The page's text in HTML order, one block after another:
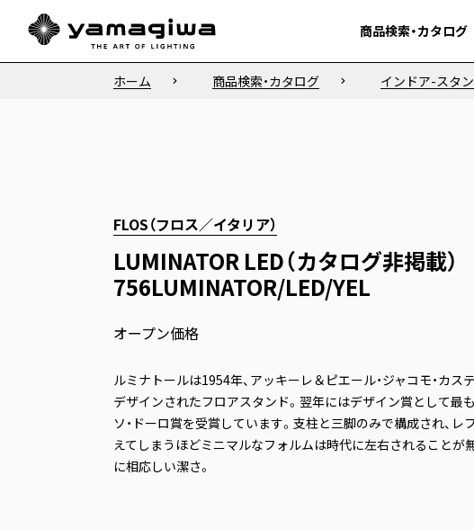
商品検索・カタログ
商品検索・カタログ
ホーム 商品検索・カタログ インドア-スタ
FLOS（フロス／イタリア）
LUMINATOR LED（カタログ非掲載）
756LUMINATOR/LED/YEL
オープン価格
ルミナトールは1954年、アッキーレ＆ピエール・ジャコモ・カス
デザインされたフロアスタンド。翌年にはデザイン賞として最
ソ・ドーロ賞を受賞しています。支柱と三脚のみで構成され、レ
えてしまうほどミニマルなフォルムは時代に左右されることが
に相応しい潔さ。